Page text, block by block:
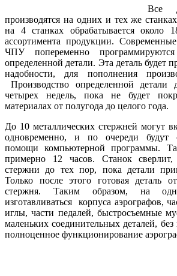
Все
производятся на одних и тех же
на 4 станках обрабатывается около
ассортимента продукции.
ЧПУ попеременно
определенной детали. Эта деталь будет
надобности, для пополнения
Производство определенной
четырех недель, пока не будет
материалах от полугода до целого года.
До 10 металлических стержней могут
одновременно, и по очереди будут
помощи компьютерной программы.
примерно 12 часов. Станок
стержни до тех пор, пока детали
Только после этого готовая деталь
стержня. Таким образом, на
изготавливаться корпуса аэрографов,
иглы, части педалей, быстросъемные
маленьких соединительных деталей,
полноценное функционирование